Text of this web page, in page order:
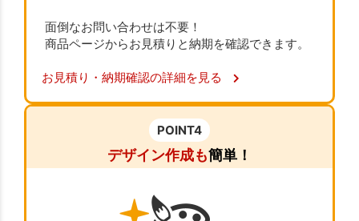
面倒なお問い合わせは不要！
商品ページからお見積りと納期を確認できます。
お見積り・納期確認の詳細を見る
POINT4
デザイン作成も簡単！